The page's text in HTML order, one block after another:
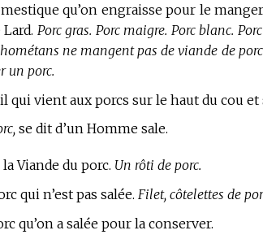
qu’on engraisse pour le
Porc gras. Porc maigre. Porc blanc.
ne mangent pas de viande de
un porc.
qui vient aux porcs sur le haut du cou et
se dit d’un Homme sale.
Viande du porc. Un rôti de porc.
qui n’est pas salée. Filet, côtelettes de
qu’on a salée pour la conserver.